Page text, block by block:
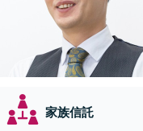
家族信託